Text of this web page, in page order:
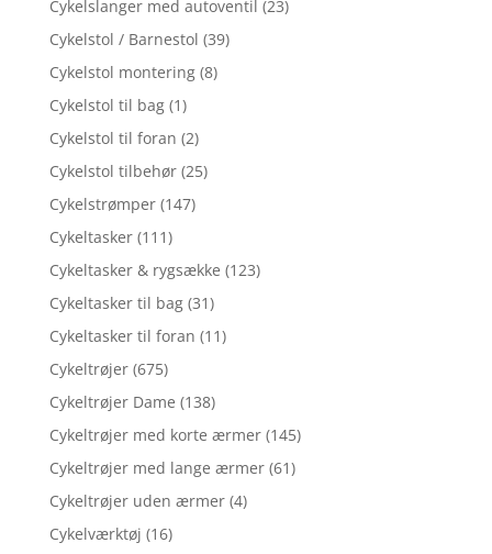
Cykelslanger med autoventil (23)
Cykelstol / Barnestol (39)
Cykelstol montering (8)
Cykelstol til bag (1)
Cykelstol til foran (2)
Cykelstol tilbehør (25)
Cykelstrømper (147)
Cykeltasker (111)
Cykeltasker & rygsække (123)
Cykeltasker til bag (31)
Cykeltasker til foran (11)
Cykeltrøjer (675)
Cykeltrøjer Dame (138)
Cykeltrøjer med korte ærmer (145)
Cykeltrøjer med lange ærmer (61)
Cykeltrøjer uden ærmer (4)
Cykelværktøj (16)